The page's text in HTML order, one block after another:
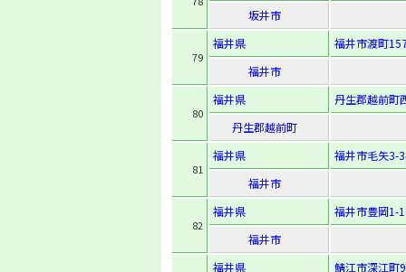
坂井市
79
福井県
福井市渡町
福井市
80
福井県
丹生郡越前町
丹生郡越前町
81
福井県
福井市毛矢3-
福井市
82
福井県
福井市豊岡1-
福井市
福井県
鯖江市深江町